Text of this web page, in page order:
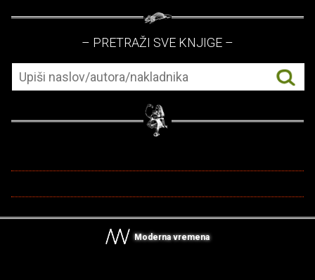
– PRETRAŽI SVE KNJIGE –
Moderna vremena